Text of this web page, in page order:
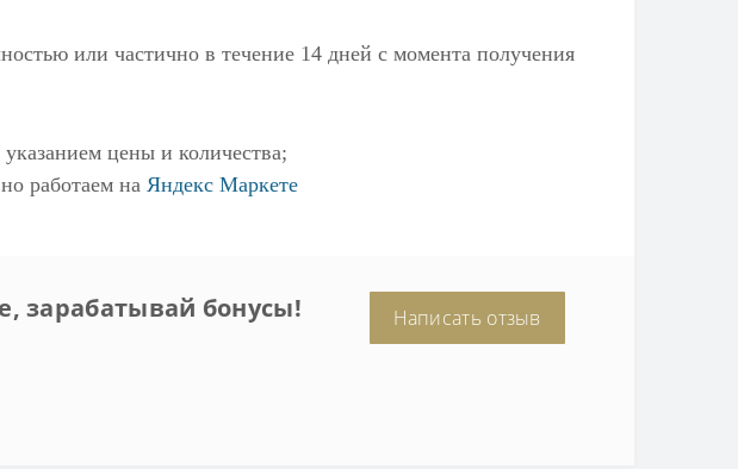
или частично в течение 14 дней с момента получения
цены и количества;
работаем на Яндекс Маркете
зарабатывай бонусы! Написать отзыв